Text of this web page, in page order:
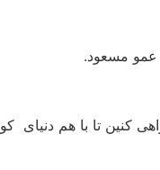
عمو مسعود.
کنین تا با هم دنیای